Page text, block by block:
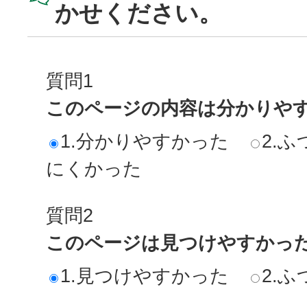
かせください。
質問1
このページの内容は分かりや
1.分かりやすかった
2.ふ
にくかった
質問2
このページは見つけやすかっ
1.見つけやすかった
2.ふ